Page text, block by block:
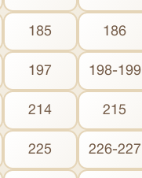
185 186
197 198-199
214 215
225 226-227